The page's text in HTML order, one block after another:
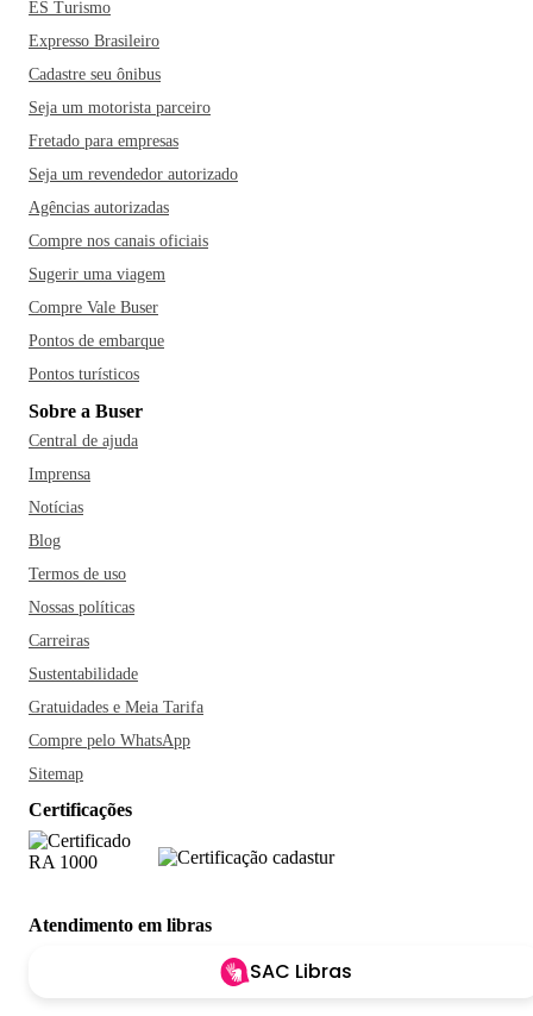
ES Turismo
Expresso Brasileiro
Cadastre seu ônibus
Seja um motorista parceiro
Fretado para empresas
Seja um revendedor autorizado
Agências autorizadas
Compre nos canais oficiais
Sugerir uma viagem
Compre Vale Buser
Pontos de embarque
Pontos turísticos
Sobre a Buser
Central de ajuda
Imprensa
Notícias
Blog
Termos de uso
Nossas políticas
Carreiras
Sustentabilidade
Gratuidades e Meia Tarifa
Compre pelo WhatsApp
Sitemap
Certificações
Atendimento em libras
SAC Libras